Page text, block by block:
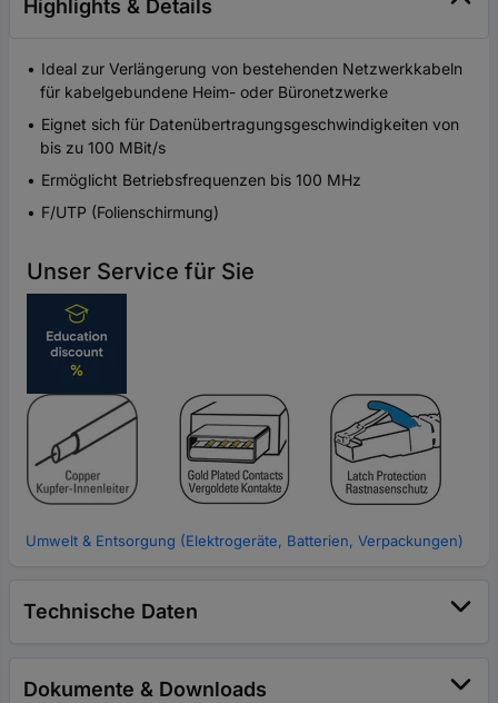
Highlights & Details
Ideal zur Verlängerung von bestehenden Netzwerkkabeln
für kabelgebundene Heim- oder Büronetzwerke
Eignet sich für Datenübertragungsgeschwindigkeiten von
bis zu 100 MBit/s
Ermöglicht Betriebsfrequenzen bis 100 MHz
F/UTP (Folienschirmung)
Unser Service für Sie
Umwelt & Entsorgung (Elektrogeräte, Batterien, Verpackungen)
Technische Daten
Dokumente & Downloads